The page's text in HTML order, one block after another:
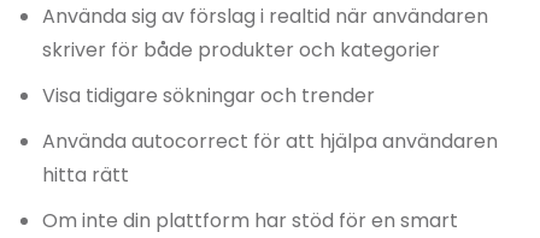
Använda sig av förslag i realtid när användaren
skriver för både produkter och kategorier
Visa tidigare sökningar och trender
Använda autocorrect för att hjälpa användaren
hitta rätt
Om inte din plattform har stöd för en smart